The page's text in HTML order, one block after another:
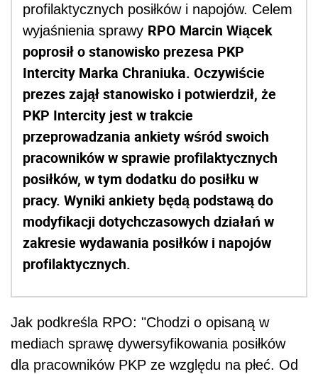
profilaktycznych posiłków i napojów. Celem
wyjaśnienia sprawy RPO Marcin Wiącek
poprosił o stanowisko prezesa PKP
Intercity Marka Chraniuka. Oczywiście
prezes zajął stanowisko i potwierdził, że
PKP Intercity jest w trakcie
przeprowadzania ankiety wśród swoich
pracowników w sprawie profilaktycznych
posiłków, w tym dodatku do posiłku w
pracy. Wyniki ankiety będą podstawą do
modyfikacji dotychczasowych działań w
zakresie wydawania posiłków i napojów
profilaktycznych.
Jak podkreśla RPO: "Chodzi o opisaną w
mediach sprawę dywersyfikowania posiłków
dla pracowników PKP ze względu na płeć. Od